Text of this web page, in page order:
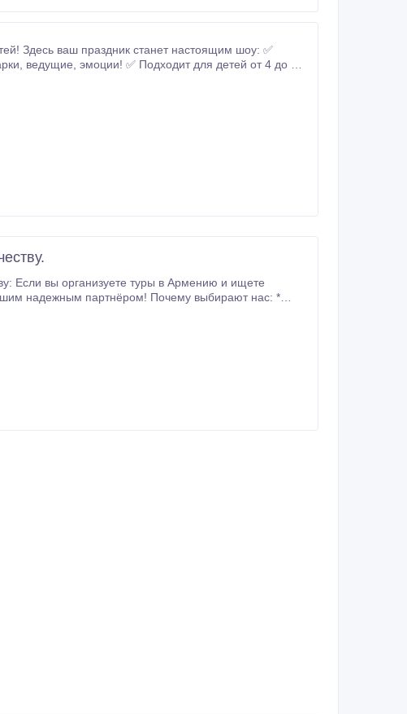
Здесь ваш праздник станет настоящим шоу: ✅
до 13
Если вы организуете туры в Армению и ищете
Почему выбирают нас: *
континентальный * Тёплая семейная атмосфера и